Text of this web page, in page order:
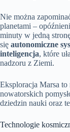
Nie można
planetami –
minuty w jedną
się autonomiczne
inteligencja, które
nadzoru z Ziemi.
Eksploracja Marsa
nowatorskich
dziedzin nauki oraz
Technologie